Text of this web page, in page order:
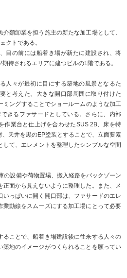
類卸業を担う施主の新たな加工場として、
クトである。
目の前には船着き場が新たに建設され、将
待されるエリアに建つビルの1階である。
人々が最初に目にする築地の風景となるた
と考えた。大きな開口部周囲に取り付けた
ミングすることでショールームのような加工
きるファサードとしている。さらに、内部
作業台と仕上げを合わせたSUS 2B、床を特
天井を黒のEP塗装とすることで、立面要素
して、エレメントを整理したシンプルな空間
の設備や荷物置場、搬入経路をバックゾーン
正面から見えないように整理した。また、メ
いっぱいに開く開口部は、ファサードのエレ
業動線をスムーズにする加工場にとって必要
ることで、船着き場建設後に往来する人々の
築地のイメージがつくられることを願ってい